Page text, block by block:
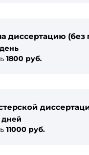
диссертацию (без
1800 руб.
дней
11000 руб.